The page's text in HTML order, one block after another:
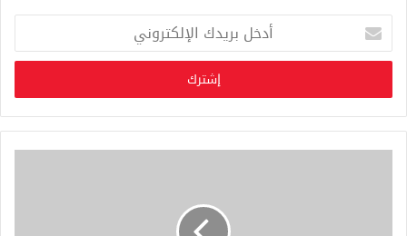
خ
ب
ر
ي